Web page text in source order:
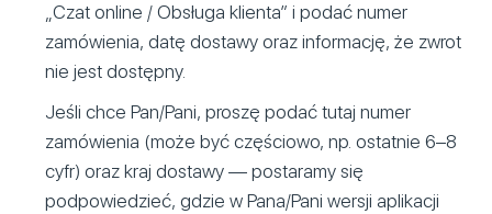
„Czat online / Obsługa klienta” i podać numer
zamówienia, datę dostawy oraz informację, że zwrot
nie jest dostępny.
Jeśli chce Pan/Pani, proszę podać tutaj numer
zamówienia (może być częściowo, np. ostatnie 6–8
cyfr) oraz kraj dostawy — postaramy się
podpowiedzieć, gdzie w Pana/Pani wersji aplikacji